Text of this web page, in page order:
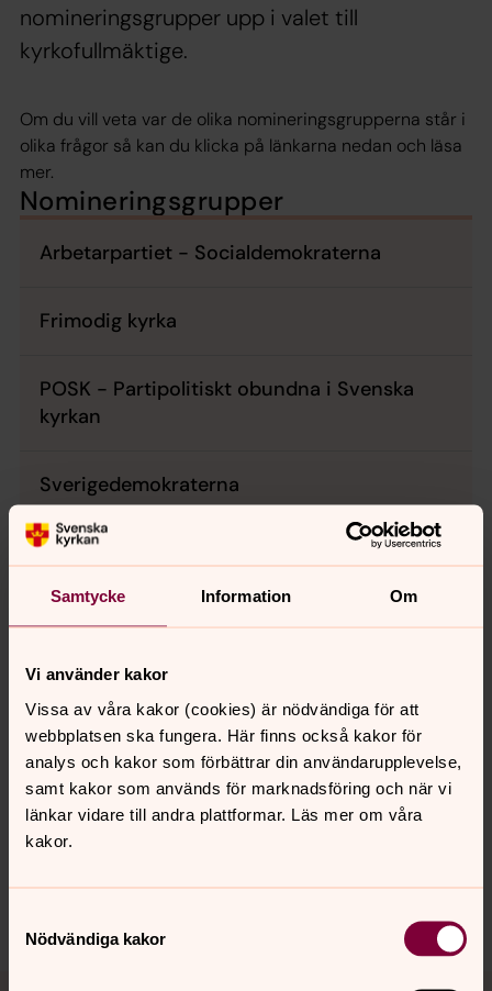
Samtycke Information Om
Vi använder kakor
Vissa av våra kakor (cookies) är nödvändiga för att
webbplatsen ska fungera. Här finns också kakor för
analys och kakor som förbättrar din användarupplevelse,
samt kakor som används för marknadsföring och när vi
länkar vidare till andra plattformar. Läs mer om våra
kakor.
Nödvändiga kakor
nomineringsgrupper upp i valet till
kyrkofullmäktige.
Om du vill veta var de olika nomineringsgrupperna står i
olika frågor så kan du klicka på länkarna nedan och läsa
mer.
Nomineringsgrupper
Arbetarpartiet - Socialdemokraterna
Frimodig kyrka
POSK - Partipolitiskt obundna i Svenska
kyrkan
Sverigedemokraterna
Vänstern i Svenska kyrkan (ViSK)
ÖPPEN KYRKA- en kyrka för alla
Senast ändrad 6 augusti 2025
Synpunkter eller frågor på sidans
innehåll?
trollhattans.forsamling@svenskakyrkan.se